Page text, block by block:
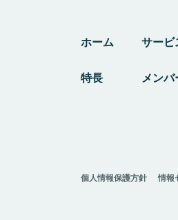
ホーム
特長
サービ
メン
個人情報保護方針 情報